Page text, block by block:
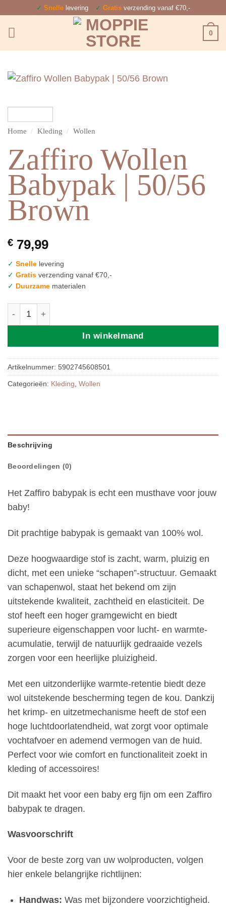
inhoud
✓ Snellelevering ✓ Gratisverzending vanaf €70,-
0
Home / Kleding / Wollen
Zaffiro Wollen
Babypak | 50/56
Brown
€ 79,99
✓ Snelle levering
✓ Gratis verzending vanaf €70,-
✓ Duurzame materialen
Zaffiro Wollen Babypak | 50/56 Brown aantal
In winkelmand
Artikelnummer: 5902745608501
Categorieën: Kleding, Wollen
Beschrijving
Beoordelingen (0)
Het Zaffiro babypak is echt een musthave voor jouw
baby!
Dit prachtige babypak is gemaakt van 100% wol.
Deze hoogwaardige stof is zacht, warm, pluizig en
dicht, met een unieke “schapen”-structuur. Gemaakt
van schapenwol, staat het bekend om zijn
uitstekende kwaliteit, zachtheid en elasticiteit. De
stof heeft een hoger gramgewicht en biedt
superieure eigenschappen voor lucht- en warmte-
acumulatie, terwijl de natuurlijk gedraaide vezels
zorgen voor een heerlijke pluizigheid.
Met een uitzonderlijke warmte-retentie biedt deze
wol uitstekende bescherming tegen de kou. Dankzij
het krimp- en uitzetmechanisme heeft de stof een
hoge luchtdoorlatendheid, wat zorgt voor optimale
vochtafvoer en ademend vermogen van de huid.
Perfect voor wie comfort en functionaliteit zoekt in
kleding of accessoires!
Dit maakt het voor een baby erg fijn om een Zaffiro
babypak te dragen.
Wasvoorschrift
Voor de beste zorg van uw wolproducten, volgen
hier enkele belangrijke richtlijnen:
Handwas: Was met bijzondere voorzichtigheid.